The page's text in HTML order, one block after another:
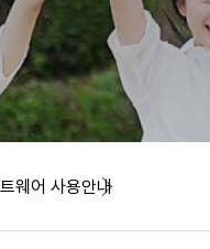
웨어 사용안내